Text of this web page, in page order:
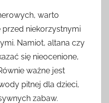
warto
niekorzystnymi
Namiot, altana czy
się nieocenione,
ważne jest
pitnej dla dzieci,
zabaw.